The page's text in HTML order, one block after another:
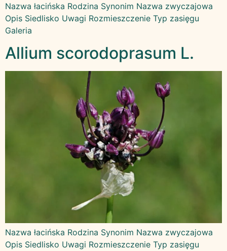
Nazwa łacińska Rodzina Synonim Nazwa zwyczajowa
Opis Siedlisko Uwagi Rozmieszczenie Typ zasięgu
Galeria
Allium scorodoprasum L.
Nazwa łacińska Rodzina Synonim Nazwa zwyczajowa
Opis Siedlisko Uwagi Rozmieszczenie Typ zasięgu